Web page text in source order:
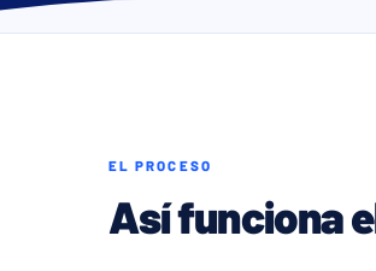
EL PROCESO
Así funciona